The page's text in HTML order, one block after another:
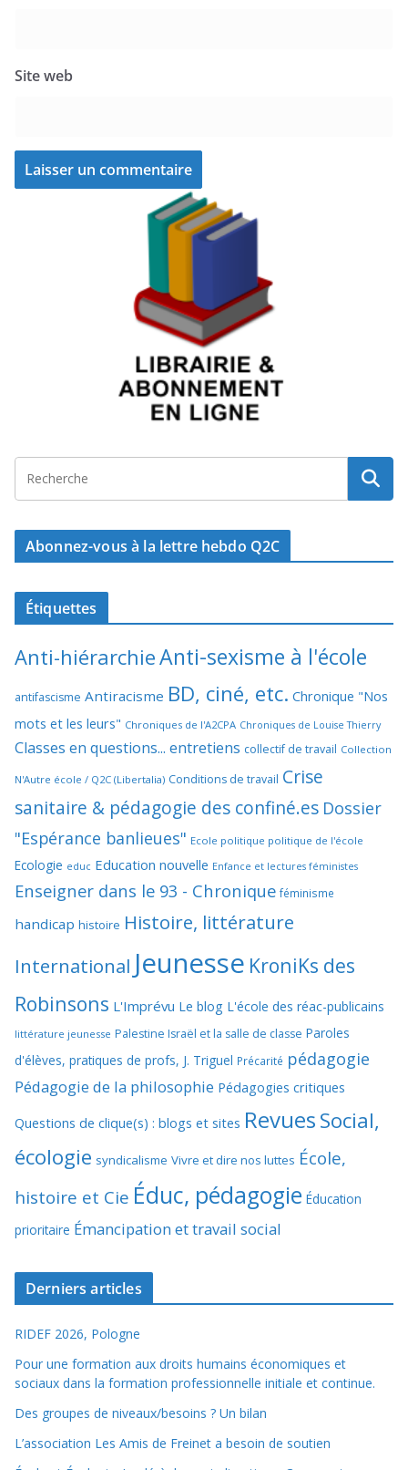
Site web
Abonnez-vous à la lettre hebdo Q2C
Étiquettes
Anti-hiérarchieAnti-sexisme à l'école
antifascisme Antiracisme BD, ciné, etc. Chronique "Nos
mots et les leurs" Chroniques de l'A2CPA Chroniques de Louise Thierry
Classes en questions... entretiens collectif de travail Collection
N'Autre école / Q2C (Libertalia) Conditions de travail Crise
sanitaire & pédagogie des confiné.es Dossier
"Espérance banlieues" Ecole politique politique de l'école
Ecologie educ Education nouvelle Enfance et lectures féministes
Enseigner dans le 93 - Chronique féminisme
handicap histoire Histoire, littérature
International Jeunesse KroniKs des
Robinsons L'Imprévu Le blog L'école des réac-publicains
littérature jeunesse Palestine Israël et la salle de classe Paroles
d'élèves, pratiques de profs, J. Triguel Précarité pédagogie
Pédagogie de la philosophie Pédagogies critiques
Questions de clique(s) : blogs et sites RevuesSocial,
écologie syndicalisme Vivre et dire nos luttes École,
histoire et Cie Éduc, pédagogie Éducation
prioritaire Émancipation et travail social
Derniers articles
RIDEF 2026, Pologne
Pour une formation aux droits humains économiques et
sociaux dans la formation professionnelle initiale et continue.
Des groupes de niveaux/besoins ? Un bilan
L’association Les Amis de Freinet a besoin de soutien